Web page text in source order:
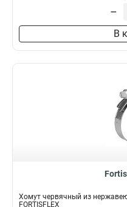
–
В
Хомут червячный из
FORTISFLEX